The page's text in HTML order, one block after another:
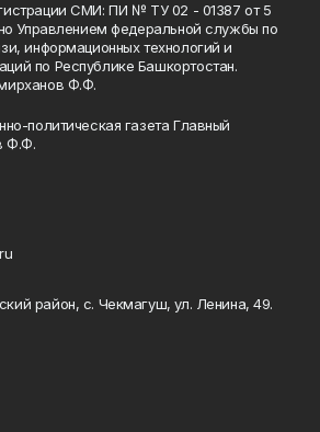
СМИ: ПИ № ТУ 02 - 01387 от 5
Управлением федеральной службы по
информационных технологий и
по Республике Башкортостан.
Ф.Ф.
политическая газета Главный
Ф.Ф.
район, с. Чекмагуш, ул. Ленина, 49.